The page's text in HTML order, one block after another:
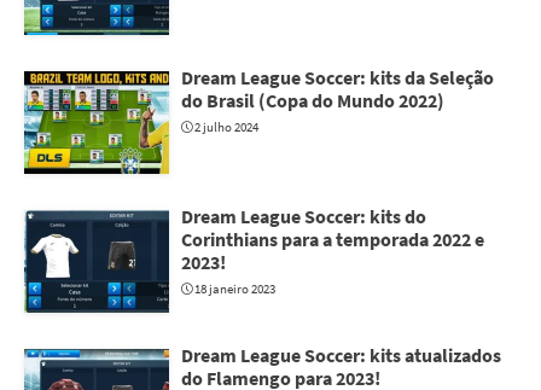
Dream League Soccer: kits da Seleção
do Brasil (Copa do Mundo 2022)
2 julho 2024
Dream League Soccer: kits do
Corinthians para a temporada 2022 e
2023!
18 janeiro 2023
Dream League Soccer: kits atualizados
do Flamengo para 2023!